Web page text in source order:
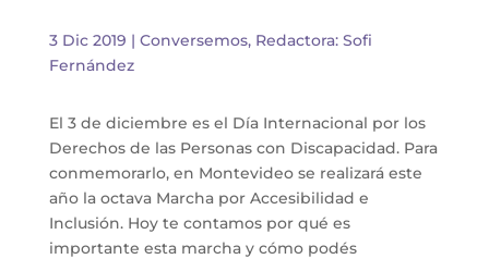
3 Dic 2019 | Conversemos, Redactora: Sofi
Fernández
El 3 de diciembre es el Día Internacional por los
Derechos de las Personas con Discapacidad. Para
conmemorarlo, en Montevideo se realizará este
año la octava Marcha por Accesibilidad e
Inclusión. Hoy te contamos por qué es
importante esta marcha y cómo podés